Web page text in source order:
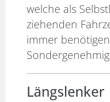
welche als
ziehenden
immer
Längslenker